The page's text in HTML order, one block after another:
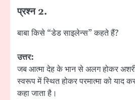
प्रश्न 2.
बाबा किसे “डेड साइलेन्स” कहते हैं?
उत्तर:
जब आत्मा देह के भान से अलग होकर
स्वरूप में स्थित होकर परमात्मा को याद
कहा जाता है।